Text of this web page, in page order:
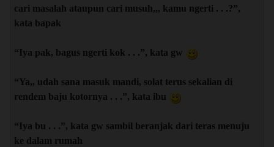
cari masalah ataupun cari musuh,,, kamu ngerti . . .?”,
kata bapak
“Iya pak, bagus ngerti kok . . .”, kata gw
“Ya,, udah sana masuk mandi, solat terus sekalian di
rendem baju kotornya . . .”, kata ibu
“Iya bu . . .”, kata gw sambil beranjak dari teras menuju
ke dalam rumah